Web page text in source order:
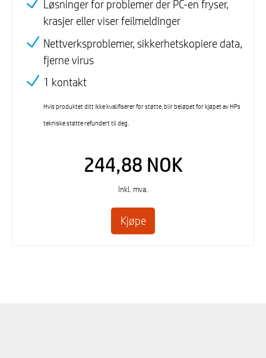
Løsninger for problemer der PC-en fryser,
krasjer eller viser feilmeldinger
Nettverksproblemer, sikkerhetskopiere data,
fjerne virus
1 kontakt
Hvis produktet ditt ikke kvalifiserer for støtte, blir beløpet for kjøpet av HPs
tekniske støtte refundert til deg.
244,88 NOK
Inkl. mva.